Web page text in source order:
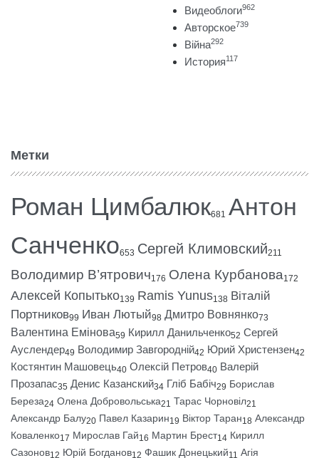
Видеоблоги962
Авторское739
Війна292
История117
Метки
Роман Цимбалюк681 Антон
Санченко653 Сергей Климовский211
Володимир В’ятрович176 Олена Курбанова172
Алексей Копытько139 Ramis Yunus138 Віталій
Портников99 Иван Лютый98 Дмитро Вовнянко73
Валентина Емінова59 Кирилл Данильченко52 Сергей
Ауслендер49 Володимир Завгородній42 Юрий Христензен42
Костянтин Машовець40 Олексій Петров40 Валерій
Прозапас35 Денис Казанский34 Гліб Бабіч29 Борислав
Береза24 Олена Добровольська21 Тарас Чорновіл21
Александр Балу20 Павел Казарин19 Віктор Таран18 Александр
Коваленко17 Мирослав Гай16 Мартин Брест14 Кирилл
Сазонов12 Юрій Богданов12 Фашик Донецький11 Агія